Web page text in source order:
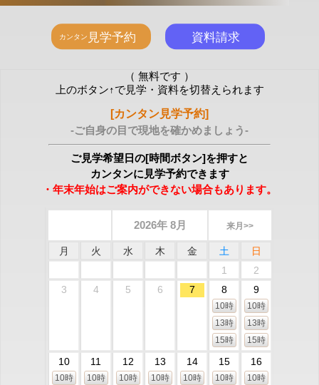
（ 無料です ）
上のボタン↑で見学・資料を切替えられます
[カンタン見学予約]
-ご自身の目で現地を確かめましょう-
ご見学希望日の[時間ボタン]を押すと
カンタンに見学予約できます
・年末年始はご案内ができない場合もあります。
2026年 8月 来月>>
月 火 水 木 金 土
日
1
2
3
4 5 6 7 8
10時
13時
15時
9
10時
13時
15時
10
10時
11
10時
12
10時
13
10時
14
10時
15
10時
16
10時